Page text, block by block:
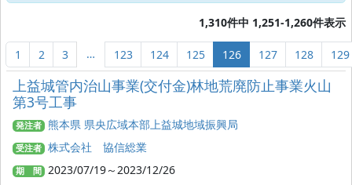
1,310件中 1,251-1,260件表示
1 2 3 … 123 124 125 126 127 128 129
上益城管内治山事業(交付金)林地荒廃防止事業火山
第3号工事
発注者 熊本県 県央広域本部上益城地域振興局
受注者 株式会社 協信総業
期 間 2023/07/19～2023/12/26